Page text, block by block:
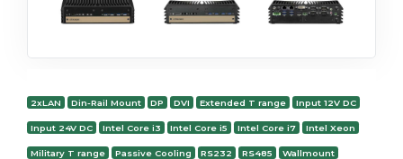
2xLAN Din-Rail Mount DP DVI Extended T range Input 12V DC
Input 24V DC Intel Core i3 Intel Core i5 Intel Core i7 Intel Xeon
Military T range Passive Cooling RS232 RS485 Wallmount